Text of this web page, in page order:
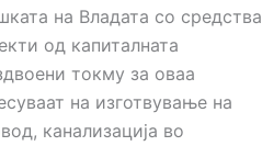
на Владата со средства
од капиталната
токму за оваа
на изготвување на
канализација во